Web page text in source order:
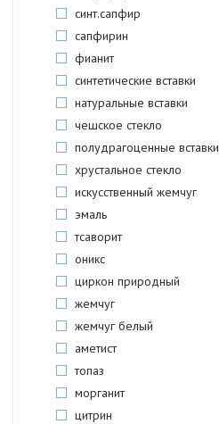
синт.сапфир
сапфирин
фианит
синтетические вставки
натуральные вставки
чешское стекло
полудрагоценные вставки
хрустальное стекло
искусственный жемчуг
эмаль
тсаворит
оникс
циркон природный
жемчуг
жемчуг белый
аметист
топаз
морганит
цитрин